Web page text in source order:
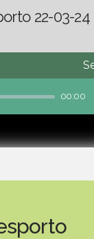
22-03-24
00:00